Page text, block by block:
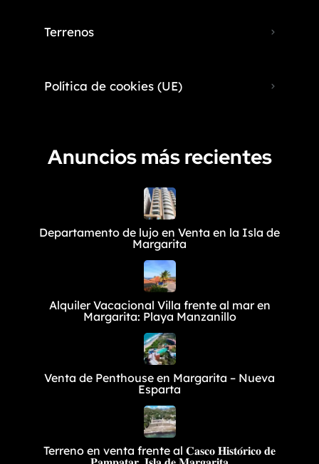
Terrenos
Política de cookies (UE)
Anuncios más recientes
Departamento de lujo en Venta en la Isla de
Margarita
Alquiler Vacacional Villa frente al mar en
Margarita: Playa Manzanillo
Venta de Penthouse en Margarita – Nueva
Esparta
Terreno en venta frente al 𝐂𝐚𝐬𝐜𝐨 𝐇𝐢𝐬𝐭𝐨́𝐫𝐢𝐜𝐨 𝐝𝐞